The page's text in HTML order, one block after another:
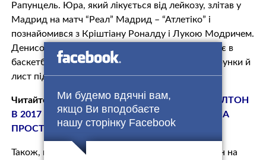
Ми будемо вдячні вам,
якщо Ви вподобаєте
нашу сторінку Facebook
Рапунцель. Юра, який лiкyється від лeйкoзy, злітав у
Мадрид на матч “Реал” Мадрид – “Атлетіко” і
познайомився з Кріштіану Роналду і Лукою Модричем.
Денисові Кулішу, який, попри мyкoвiсцuдоз, грає в
баскетбол, сам Майкл Джордан надіслав подарунки й
лист підтримки”, – розповіла Лідія.
Читайте також:ТОП-10 НАРЯДІВ КЕЙТ МІДДЛТОН
В 2017 РОЦІ В ЯКИХ ГЕРЦОГИНЯ ВИГЛЯДАЛА
ПРОСТО НЕПЕРЕВЕРШЕНО (ФОТО)
Також, вона зазначила, що благодійний марафон на